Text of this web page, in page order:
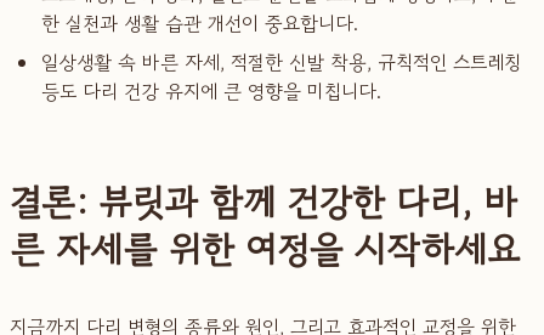
한 실천과 생활 습관 개선이 중요합니다.
일상생활 속 바른 자세, 적절한 신발 착용, 규칙적인 스트레칭
등도 다리 건강 유지에 큰 영향을 미칩니다.
결론: 뷰릿과 함께 건강한 다리, 바
른 자세를 위한 여정을 시작하세요
지금까지 다리 변형의 종류와 원인, 그리고 효과적인 교정을 위한